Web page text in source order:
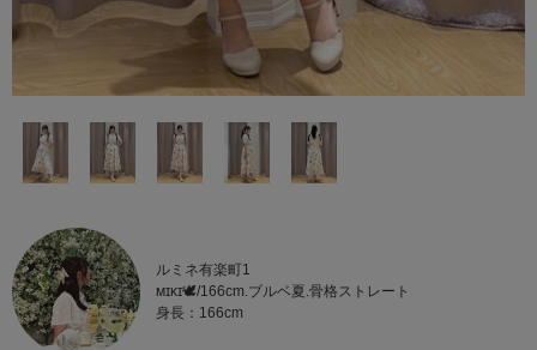
ルミネ有楽町1
ᴍɪᴋɪ🕊/166cm.ブルベ夏.骨格ストレート
身長：166cm